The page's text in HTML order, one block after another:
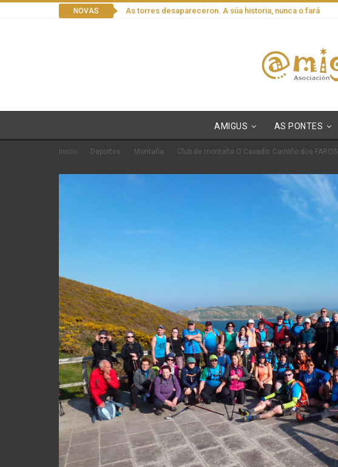
NOVAS As torres desapareceron. A súa historia, nunca o fará
AMIGUS AS PONTES
Inicio Deportes Montaña Club de montaña O Caxado: Camiño dos FAROS